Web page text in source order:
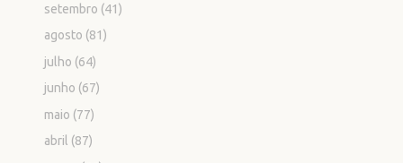
setembro (41)
agosto (81)
julho (64)
junho (67)
maio (77)
abril (87)